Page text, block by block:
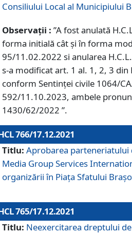
Consiliului Local al Municipiului
Observații : ”A fost anulată
forma initială cât și în forma
95/11.02.2022 si anularea
s-a modificat art. 1 al. 1, 2, 3
conform Sentinței civile 1064/
592/11.10.2023, ambele
1430/62/2022 ”.
766/17.12.2021
Titlu: Aprobarea
Media Group Services
organizării în Piața Sfatului
765/17.12.2021
Titlu: Neexercitarea dreptului